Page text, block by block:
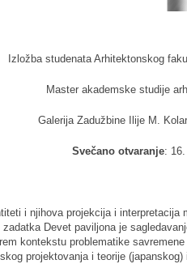
Izložba studenata Arhitektonskog
Master akademske studije
Galerija Zadužbine Ilije M.
Svečano otvaranje:
i njihova projekcija i
zadatka Devet paviljonaje
kontekstu problematike
projektovanja i teorije